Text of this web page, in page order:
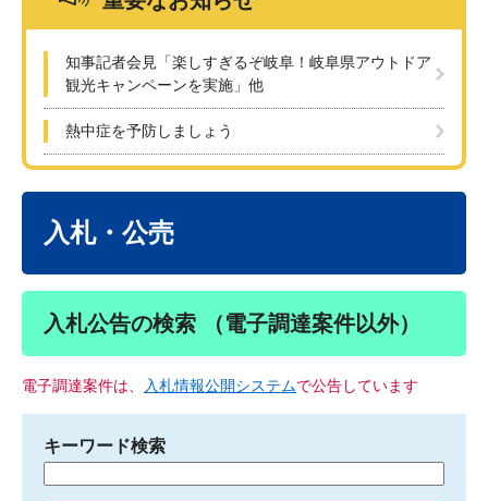
知事記者会見「楽しすぎるぞ岐阜！岐阜県アウトドア
観光キャンペーンを実施」他
熱中症を予防しましょう
入札・公売
入札公告の検索 （電子調達案件以外）
電子調達案件は、 入札情報公開システムで公告しています
キーワード検索